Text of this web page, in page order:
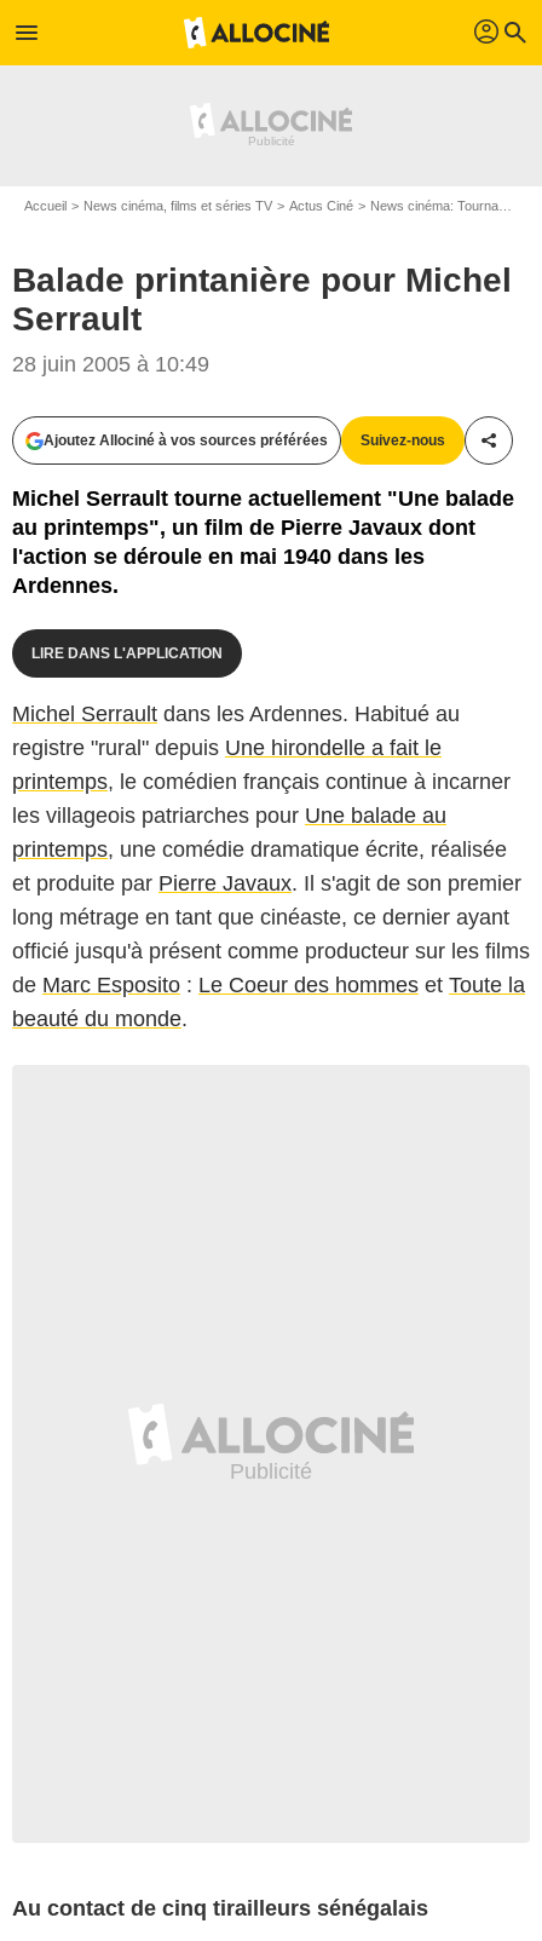
menu profil search
Accueil News cinéma, films et séries TV Actus Ciné News cinéma: Tournages
Balade printanière pour Michel
Serrault
28 juin 2005 à 10:49
Ajoutez Allociné à vos sources préférées Suivez-nous
Michel Serrault tourne actuellement "Une balade
au printemps", un film de Pierre Javaux dont
l'action se déroule en mai 1940 dans les
Ardennes.
LIRE DANS L'APPLICATION
Michel Serrault dans les Ardennes. Habitué au
registre "rural" depuis Une hirondelle a fait le
printemps, le comédien français continue à incarner
les villageois patriarches pour Une balade au
printemps, une comédie dramatique écrite, réalisée
et produite par Pierre Javaux. Il s'agit de son premier
long métrage en tant que cinéaste, ce dernier ayant
officié jusqu'à présent comme producteur sur les films
de Marc Esposito : Le Coeur des hommes et Toute la
beauté du monde.
Au contact de cinq tirailleurs sénégalais